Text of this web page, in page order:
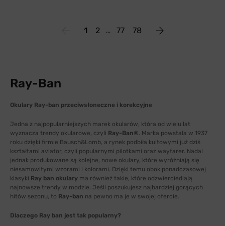
1 2 77 78
Ray-Ban
Okulary Ray-ban przeciwsłoneczne i korekcyjne
Jedna z najpopularniejszych marek okularów, która od wielu lat
wyznacza trendy okularowe, czyli Ray-Ban®. Marka powstała w 1937
roku dzięki firmie Bausch&Lomb, a rynek podbiła kultowymi już dziś
kształtami aviator, czyli popularnymi pilotkami oraz wayfarer. Nadal
jednak produkowane są kolejne, nowe okulary, które wyróżniają się
niesamowitymi wzorami i kolorami. Dzięki temu obok ponadczasowej
klasyki Ray ban okulary ma również takie, które odzwierciedlają
najnowsze trendy w modzie. Jeśli poszukujesz najbardziej gorących
hitów sezonu, to Ray-ban na pewno ma je w swojej ofercie.
Dlaczego Ray ban jest tak popularny?